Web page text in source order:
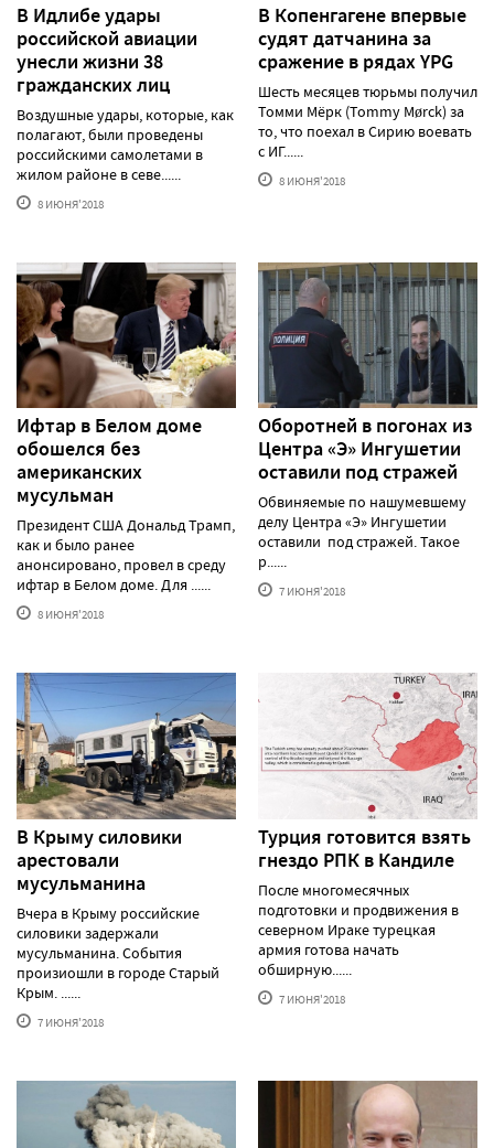
В Идлибе удары
российской авиации
унесли жизни 38
гражданских лиц
Воздушные удары, которые, как
полагают, были проведены
российскими самолетами в
жилом районе в севе......
8 ИЮНЯ'2018
В Копенгагене впервые
судят датчанина за
сражение в рядах YPG
Шесть месяцев тюрьмы получил
Томми Мёрк (Tommy Mørck) за
то, что поехал в Сирию воевать
с ИГ......
8 ИЮНЯ'2018
Ифтар в Белом доме
обошелся без
американских
мусульман
Президент США Дональд Трамп,
как и было ранее
анонсировано, провел в среду
ифтар в Белом доме. Для ......
8 ИЮНЯ'2018
Оборотней в погонах из
Центра «Э» Ингушетии
оставили под стражей
Обвиняемые по нашумевшему
делу Центра «Э» Ингушетии
оставили под стражей. Такое
р......
7 ИЮНЯ'2018
В Крыму силовики
арестовали
мусульманина
Вчера в Крыму российские
силовики задержали
мусульманина. События
произиошли в городе Старый
Крым. ......
7 ИЮНЯ'2018
Турция готовится взять
гнездо РПК в Кандиле
После многомесячных
подготовки и продвижения в
северном Ираке турецкая
армия готова начать
обширную......
7 ИЮНЯ'2018